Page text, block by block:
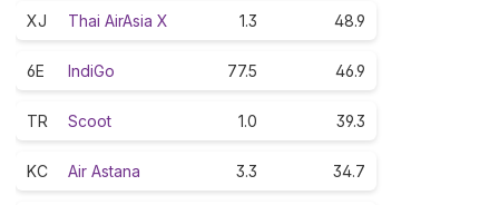
XJ Thai AirAsia X 1.3 48.9
6E IndiGo 77.5 46.9
TR Scoot 1.0 39.3
KC Air Astana 3.3 34.7